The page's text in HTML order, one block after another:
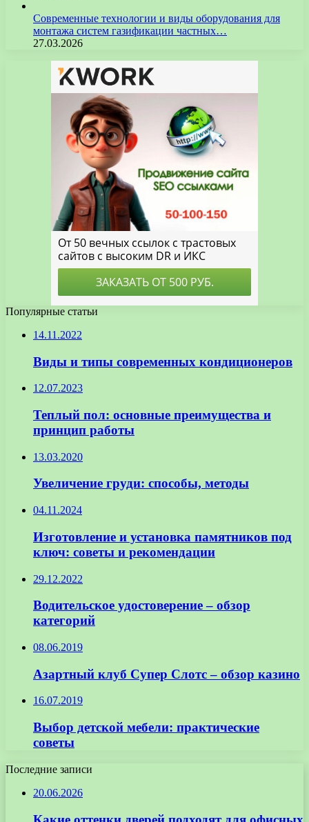
Современные технологии и виды оборудования для
монтажа систем газификации частных…
27.03.2026
Популярные статьи
14.11.2022
Виды и типы современных кондиционеров
12.07.2023
Теплый пол: основные преимущества и
принцип работы
13.03.2020
Увеличение груди: способы, методы
04.11.2024
Изготовление и установка памятников под
ключ: советы и рекомендации
29.12.2022
Водительское удостоверение – обзор
категорий
08.06.2019
Азартный клуб Супер Слотс – обзор казино
16.07.2019
Выбор детской мебели: практические
советы
Последние записи
20.06.2026